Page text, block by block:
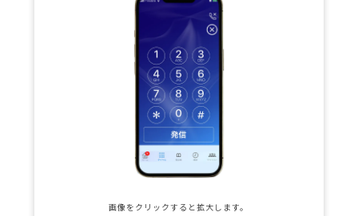
画像をクリックすると拡大します。